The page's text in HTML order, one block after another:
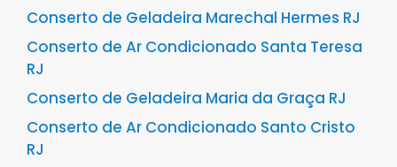
Conserto de Geladeira Marechal Hermes RJ
Conserto de Ar Condicionado Santa Teresa
RJ
Conserto de Geladeira Maria da Graça RJ
Conserto de Ar Condicionado Santo Cristo
RJ